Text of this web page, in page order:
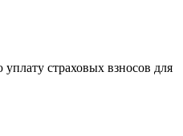
страховых взносов для